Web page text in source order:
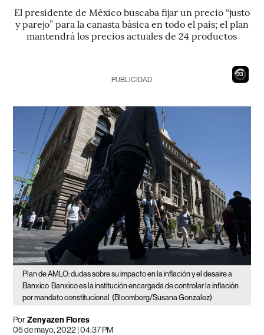
El presidente de México buscaba fijar un precio “justo
y parejo” para la canasta básica en todo el país; el plan
mantendrá los precios actuales de 24 productos
22
PUBLICIDAD
Plan de AMLO: dudas sobre su impacto en la inflación y el desaire a
Banxico Banxico es la institución encargada de controlar la inflación
por mandato constitucional (Bloomberg/Susana Gonzalez)
PorZenyazen Flores
05 de mayo, 2022 | 04:37 PM